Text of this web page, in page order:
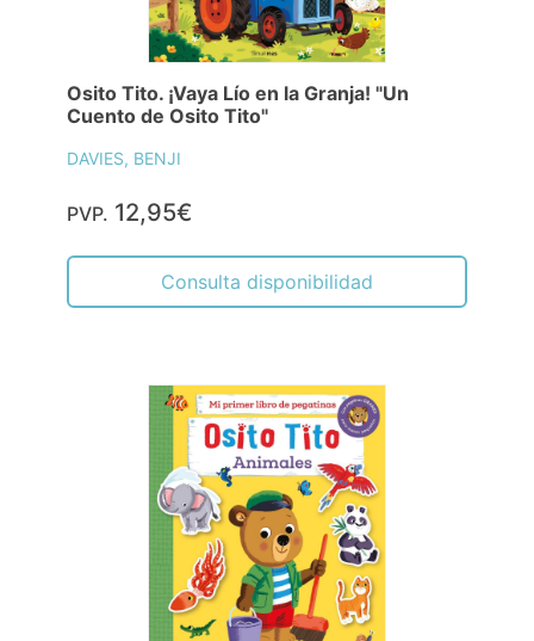
Osito Tito. ¡Vaya Lío en la Granja! "Un
Cuento de Osito Tito"
DAVIES, BENJI
PVP. 12,95€
Consulta disponibilidad